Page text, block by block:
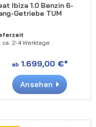
Ibiza 1.0 Benzin 6-
Getriebe TUM
ca. 2-4 Werktage
ab1.699,00 €*
Ansehen